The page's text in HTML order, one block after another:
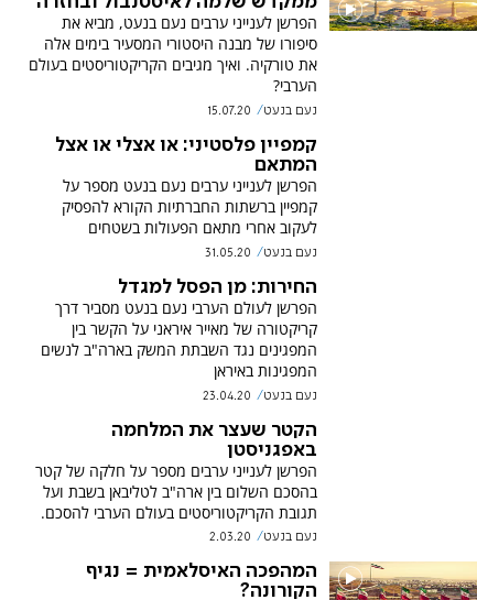
הפרשן לענייני ערבים נעם בנעט, מביא את
סיפורו של מבנה היסטורי המסעיר בימים אלה
את טורקיה. ואיך מגיבים הקריקטוריסטים בעולם
הערבי?
נעם בנעט 15.07.20
קמפיין פלסטיני: או אצלי או אצל
המתאם
הפרשן לענייני ערבים נעם בנעט מספר על
קמפיין ברשתות החברתיות הקורא להפסיק
לעקוב אחרי מתאם הפעולות בשטחים
נעם בנעט 31.05.20
החירות: מן הפסל למגדל
הפרשן לעולם הערבי נעם בנעט מסביר דרך
קריקטורה של מאייר איראני על הקשר בין
המפגינים נגד השבתת המשק בארה"ב לנשים
המפגינות באיראן
נעם בנעט 23.04.20
הקטר שעצר את המלחמה
באפגניסטן
הפרשן לענייני ערבים מספר על חלקה של קטר
בהסכם השלום בין ארה"ב לטליבאן בשבת ועל
תגובת הקריקטוריסטים בעולם הערבי להסכם.
נעם בנעט 2.03.20
המהפכה האיסלאמית = נגיף
הקורונה?